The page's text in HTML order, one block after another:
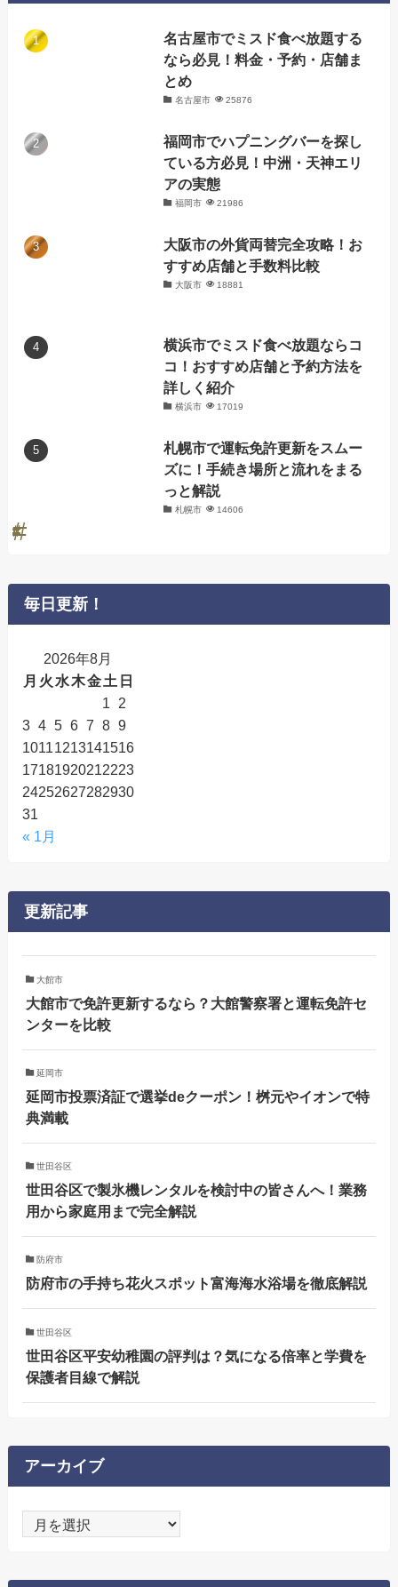
名古屋市でミスド食べ放題する
なら必見！料金・予約・店舗ま
とめ
名古屋市 25876
福岡市でハプニングバーを探し
ている方必見！中洲・天神エリ
アの実態
福岡市 21986
大阪市の外貨両替完全攻略！お
すすめ店舗と手数料比較
大阪市 18881
横浜市でミスド食べ放題ならコ
コ！おすすめ店舗と予約方法を
詳しく紹介
横浜市 17019
札幌市で運転免許更新をスムー
ズに！手続き場所と流れをまる
っと解説
札幌市 14606
毎日更新！
2026年8月
月 火 水木金土 日
1
2
3 4 5 6 7 8 9
10111213141516
17181920212223
24252627282930
31
« 1月
更新記事
大館市
大館市で免許更新するなら？大館警察署と運転免許セ
ンターを比較
延岡市
延岡市投票済証で選挙deクーポン！桝元やイオンで特
典満載
世田谷区
世田谷区で製氷機レンタルを検討中の皆さんへ！業務
用から家庭用まで完全解説
防府市
防府市の手持ち花火スポット富海海水浴場を徹底解説
世田谷区
世田谷区平安幼稚園の評判は？気になる倍率と学費を
保護者目線で解説
アーカイブ
ー